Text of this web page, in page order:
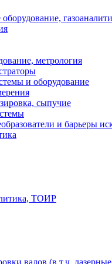
оборудование,
метрология
и оборудование
сыпучие
и барьеры
ТОИР